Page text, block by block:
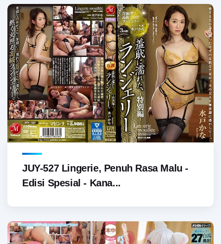
JUY-527 Lingerie, Penuh Rasa Malu -
Edisi Spesial - Kana...